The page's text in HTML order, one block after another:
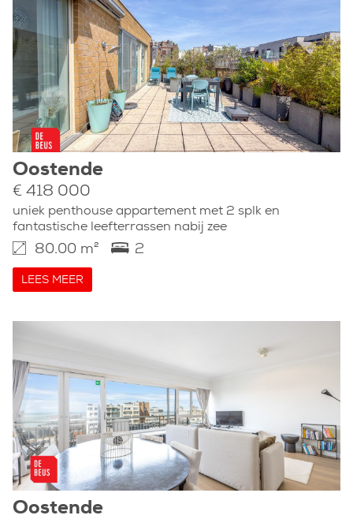
Oostende
€ 418 000
uniek penthouse appartement met 2 splk en
fantastische leefterrassen nabij zee
80.00 m² 2
LEES MEER
Oostende